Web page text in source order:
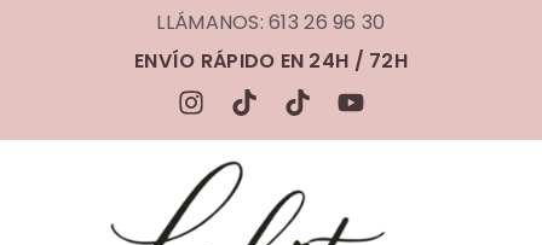
LLÁMANOS: 613 26 96 30
ENVÍO RÁPIDO EN 24H / 72H